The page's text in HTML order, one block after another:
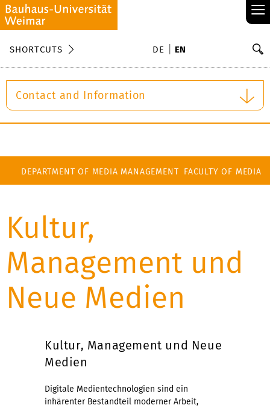
≡
SHORTCUTS DE EN
Contact and Information
DEPARTMENT OF MEDIA MANAGEMENT FACULTY OF MEDIA
Kultur,
Management und
Neue Medien
Kultur, Management und Neue
Medien
Digitale Medientechnologien sind ein
inhärenter Bestandteil moderner Arbeit,